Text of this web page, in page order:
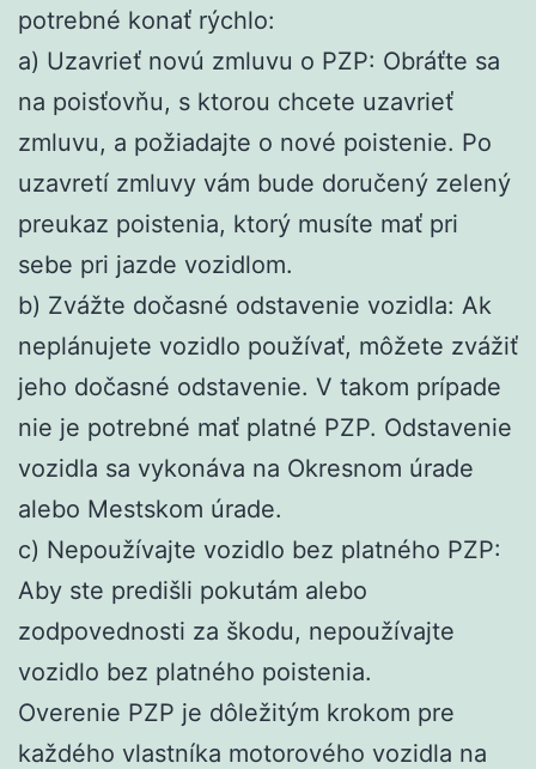
potrebné konať rýchlo:
a) Uzavrieť novú zmluvu o PZP: Obráťte sa
na poisťovňu, s ktorou chcete uzavrieť
zmluvu, a požiadajte o nové poistenie. Po
uzavretí zmluvy vám bude doručený zelený
preukaz poistenia, ktorý musíte mať pri
sebe pri jazde vozidlom.
b) Zvážte dočasné odstavenie vozidla: Ak
neplánujete vozidlo používať, môžete zvážiť
jeho dočasné odstavenie. V takom prípade
nie je potrebné mať platné PZP. Odstavenie
vozidla sa vykonáva na Okresnom úrade
alebo Mestskom úrade.
c) Nepoužívajte vozidlo bez platného PZP:
Aby ste predišli pokutám alebo
zodpovednosti za škodu, nepoužívajte
vozidlo bez platného poistenia.
Overenie PZP je dôležitým krokom pre
každého vlastníka motorového vozidla na